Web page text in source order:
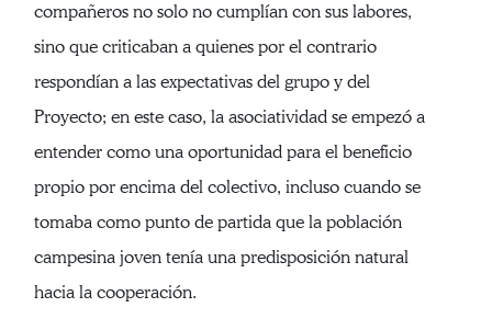
compañeros no solo no cumplían con sus labores,
sino que criticaban a quienes por el contrario
respondían a las expectativas del grupo y del
Proyecto; en este caso, la asociatividad se empezó a
entender como una oportunidad para el beneficio
propio por encima del colectivo, incluso cuando se
tomaba como punto de partida que la población
campesina joven tenía una predisposición natural
hacia la cooperación.